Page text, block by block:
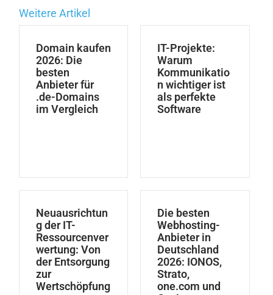
Weitere Artikel
Domain kaufen
2026: Die
besten
Anbieter für
.de-Domains
im Vergleich
IT-Projekte:
Warum
Kommunikatio
n wichtiger ist
als perfekte
Software
Neuausrichtun
g der IT-
Ressourcenver
wertung: Von
der Entsorgung
zur
Wertschöpfung
Die besten
Webhosting-
Anbieter in
Deutschland
2026: IONOS,
Strato,
one.com und